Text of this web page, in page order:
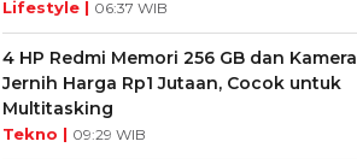
Lifestyle | 06:37 WIB
4 HP Redmi Memori 256 GB dan Kamera
Jernih Harga Rp1 Jutaan, Cocok untuk
Multitasking
Tekno | 09:29 WIB